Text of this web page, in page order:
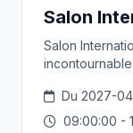
Salon
Salon
les
boulangerie,
Du 2027-
09:00:00 -